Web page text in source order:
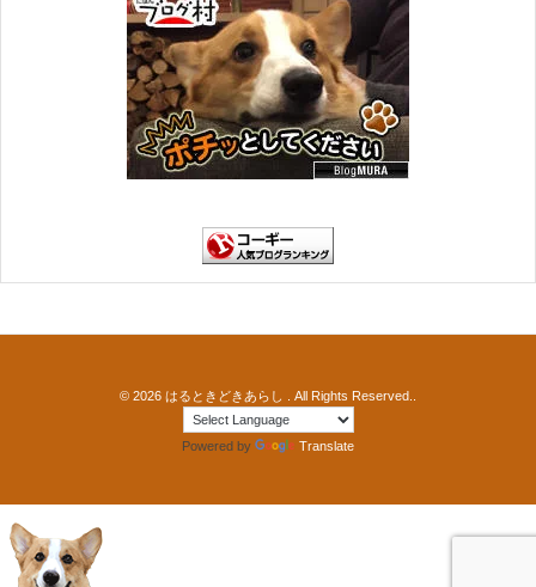
© 2026 はるときどきあらし . All Rights Reserved..
Powered by Translate